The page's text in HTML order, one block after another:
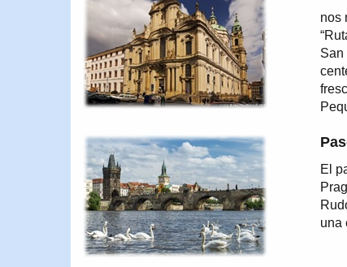
nos
San
El
una